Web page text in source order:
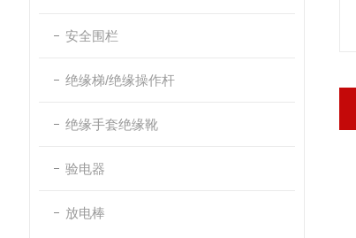
安全围栏
绝缘梯/绝缘操作杆
绝缘手套绝缘靴
验电器
放电棒